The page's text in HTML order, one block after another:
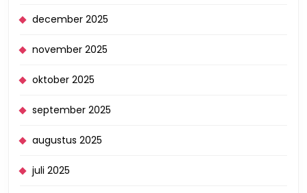
december 2025
november 2025
oktober 2025
september 2025
augustus 2025
juli 2025